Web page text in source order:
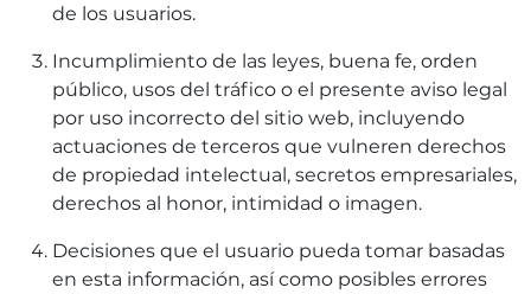
de los usuarios.
Incumplimiento de las leyes, buena fe, orden
público, usos del tráfico o el presente aviso legal
por uso incorrecto del sitio web, incluyendo
actuaciones de terceros que vulneren derechos
de propiedad intelectual, secretos empresariales,
derechos al honor, intimidad o imagen.
Decisiones que el usuario pueda tomar basadas
en esta información, así como posibles errores